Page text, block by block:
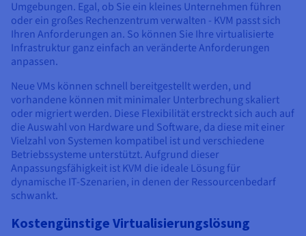
Umgebungen. Egal, ob Sie ein kleines Unternehmen führen
oder ein großes Rechenzentrum verwalten - KVM passt sich
Ihren Anforderungen an. So können Sie Ihre virtualisierte
Infrastruktur ganz einfach an veränderte Anforderungen
anpassen.
Neue VMs können schnell bereitgestellt werden, und
vorhandene können mit minimaler Unterbrechung skaliert
oder migriert werden. Diese Flexibilität erstreckt sich auch auf
die Auswahl von Hardware und Software, da diese mit einer
Vielzahl von Systemen kompatibel ist und verschiedene
Betriebssysteme unterstützt. Aufgrund dieser
Anpassungsfähigkeit ist KVM die ideale Lösung für
dynamische IT-Szenarien, in denen der Ressourcenbedarf
schwankt.
Kostengünstige Virtualisierungslösung